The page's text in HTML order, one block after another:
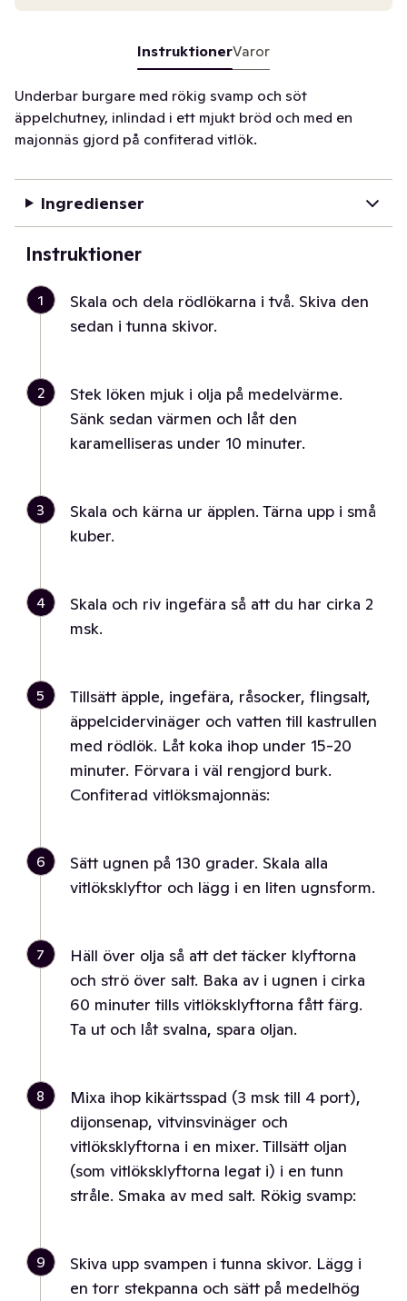
InstruktionerVaror
Underbar burgare med rökig svamp och söt
äppelchutney, inlindad i ett mjukt bröd och med en
majonnäs gjord på confiterad vitlök.
Ingredienser
Instruktioner
1
Skala och dela rödlökarna i två. Skiva den
sedan i tunna skivor.
2
Stek löken mjuk i olja på medelvärme.
Sänk sedan värmen och låt den
karamelliseras under 10 minuter.
3
Skala och kärna ur äpplen. Tärna upp i små
kuber.
4
Skala och riv ingefära så att du har cirka 2
msk.
5
Tillsätt äpple, ingefära, råsocker, flingsalt,
äppelcidervinäger och vatten till kastrullen
med rödlök. Låt koka ihop under 15-20
minuter. Förvara i väl rengjord burk.
Confiterad vitlöksmajonnäs:
6
Sätt ugnen på 130 grader. Skala alla
vitlöksklyftor och lägg i en liten ugnsform.
7
Häll över olja så att det täcker klyftorna
och strö över salt. Baka av i ugnen i cirka
60 minuter tills vitlöksklyftorna fått färg.
Ta ut och låt svalna, spara oljan.
8
Mixa ihop kikärtsspad (3 msk till 4 port),
dijonsenap, vitvinsvinäger och
vitlöksklyftorna i en mixer. Tillsätt oljan
(som vitlöksklyftorna legat i) i en tunn
stråle. Smaka av med salt. Rökig svamp:
9
Skiva upp svampen i tunna skivor. Lägg i
en torr stekpanna och sätt på medelhög